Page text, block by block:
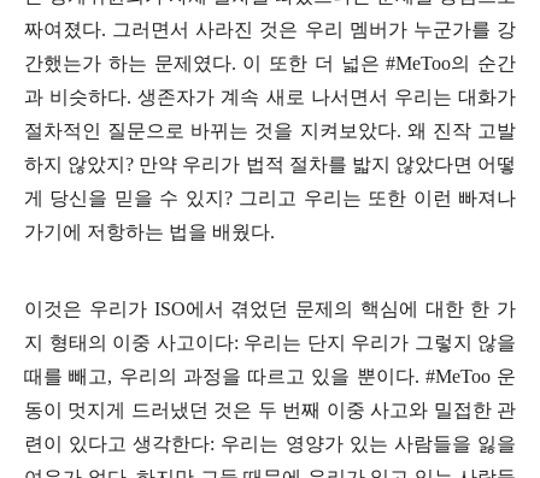
짜여졌다. 그러면서 사라진 것은 우리 멤버가 누군가를 강
간했는가 하는 문제였다. 이 또한 더 넓은#MeToo의 순간
과 비슷하다.생존자가 계속 새로 나서면서 우리는 대화가
절차적인 질문으로 바뀌는 것을 지켜보았다. 왜 진작 고발
하지 않았지? 만약 우리가 법적 절차를 밟지 않았다면 어떻
게 당신을 믿을 수 있지 ? 그리고 우리는 또한 이런 빠져나
가기에 저항하는 법을 배웠다.
이것은 우리가 ISO에서 겪었던 문제의 핵심에 대한 한 가
지 형태의 이중 사고이다: 우리는 단지 우리가 그렇지 않을
때를 빼고, 우리의 과정을 따르고 있을 뿐이다. #MeToo 운
동이 멋지게 드러냈던 것은 두 번째 이중 사고와 밀접한 관
련이 있다고 생각한다: 우리는 영양가 있는 사람들을 잃을